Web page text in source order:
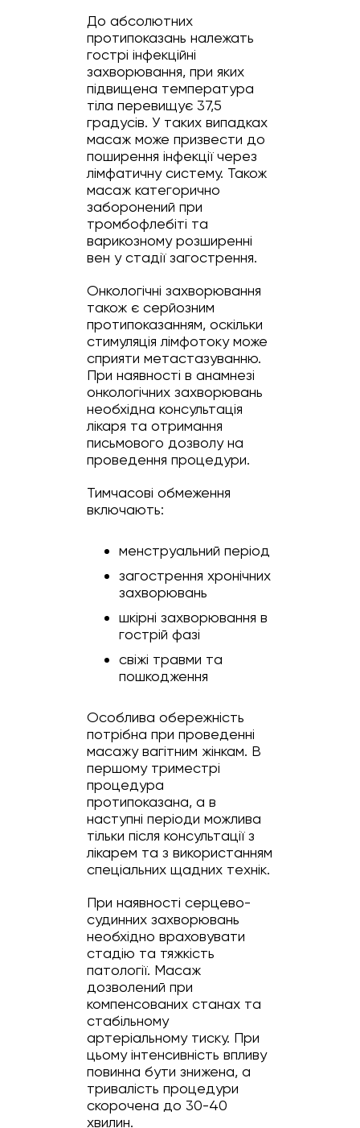
До абсолютних
протипоказань належать
гострі інфекційні
захворювання, при яких
підвищена температура
тіла перевищує 37,5
градусів. У таких випадках
масаж може призвести до
поширення інфекції через
лімфатичну систему. Також
масаж категорично
заборонений при
тромбофлебіті та
варикозному розширенні
вен у стадії загострення.
Онкологічні захворювання
також є серйозним
протипоказанням, оскільки
стимуляція лімфотоку може
сприяти метастазуванню.
При наявності в анамнезі
онкологічних захворювань
необхідна консультація
лікаря та отримання
письмового дозволу на
проведення процедури.
Тимчасові обмеження
включають:
менструальний період
загострення хронічних
захворювань
шкірні захворювання в
гострій фазі
свіжі травми та
пошкодження
Особлива обережність
потрібна при проведенні
масажу вагітним жінкам. В
першому триместрі
процедура
протипоказана, а в
наступні періоди можлива
тільки після консультації з
лікарем та з використанням
спеціальних щадних технік.
При наявності серцево-
судинних захворювань
необхідно враховувати
стадію та тяжкість
патології. Масаж
дозволений при
компенсованих станах та
стабільному
артеріальному тиску. При
цьому інтенсивність впливу
повинна бути знижена, а
тривалість процедури
скорочена до 30-40
хвилин.